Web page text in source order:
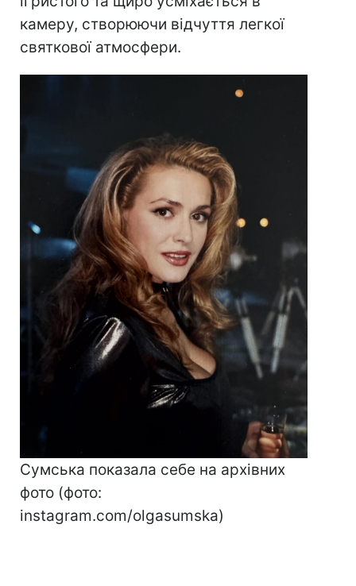
камеру, створюючи відчуття легкої
святкової атмосфери.
Сумська показала себе на архівних
фото (фото:
instagram.com/olgasumska)